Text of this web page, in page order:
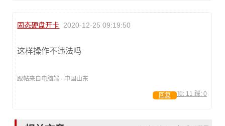
固态硬盘开卡 2020-12-25 09:19:50
这样操作不违法吗
跟帖来自电脑端 · 中国山东
顶: 11 踩: 0
回复